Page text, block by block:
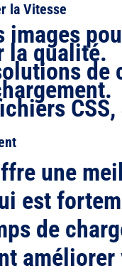
la Vitesse
images
la qualité.
de
une
est
de